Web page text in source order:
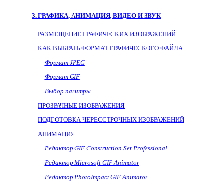
3. ГРАФИКА, АНИМАЦИЯ, ВИДЕО И ЗВУК
РАЗМЕЩЕНИЕ ГРАФИЧЕСКИХ ИЗОБРАЖЕНИЙ
КАК ВЫБРАТЬ ФОРМАТ ГРАФИЧЕСКОГО ФАЙЛА
Формат JPEG
Формат GIF
Выбор палитры
ПРОЗРАЧНЫЕ ИЗОБРАЖЕНИЯ
ПОДГОТОВКА ЧЕРЕССТРОЧНЫХ ИЗОБРАЖЕНИЙ
АНИМАЦИЯ
Редактор GIF Construction Set Professional
Редактор Microsoft GIF Animator
Редактор PhotoImpact GIF Animator